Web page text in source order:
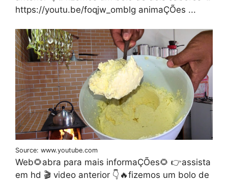
https://youtu.be/foqjw_omblg animaÇÕes ...
Source: www.youtube.com
Web🌻abra para mais informaÇÕes🌻 👉assista
em hd 🎬 video anterior 👇🔥fizemos um bolo de